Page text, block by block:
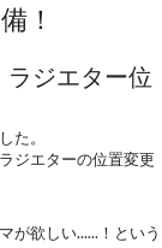
！
ラジエター位
た。
ジエターの位置変更
が欲しい......！という